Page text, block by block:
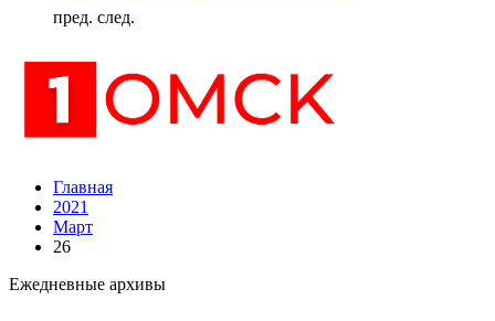
пред. след.
Главная
2021
Март
26
Ежедневные архивы